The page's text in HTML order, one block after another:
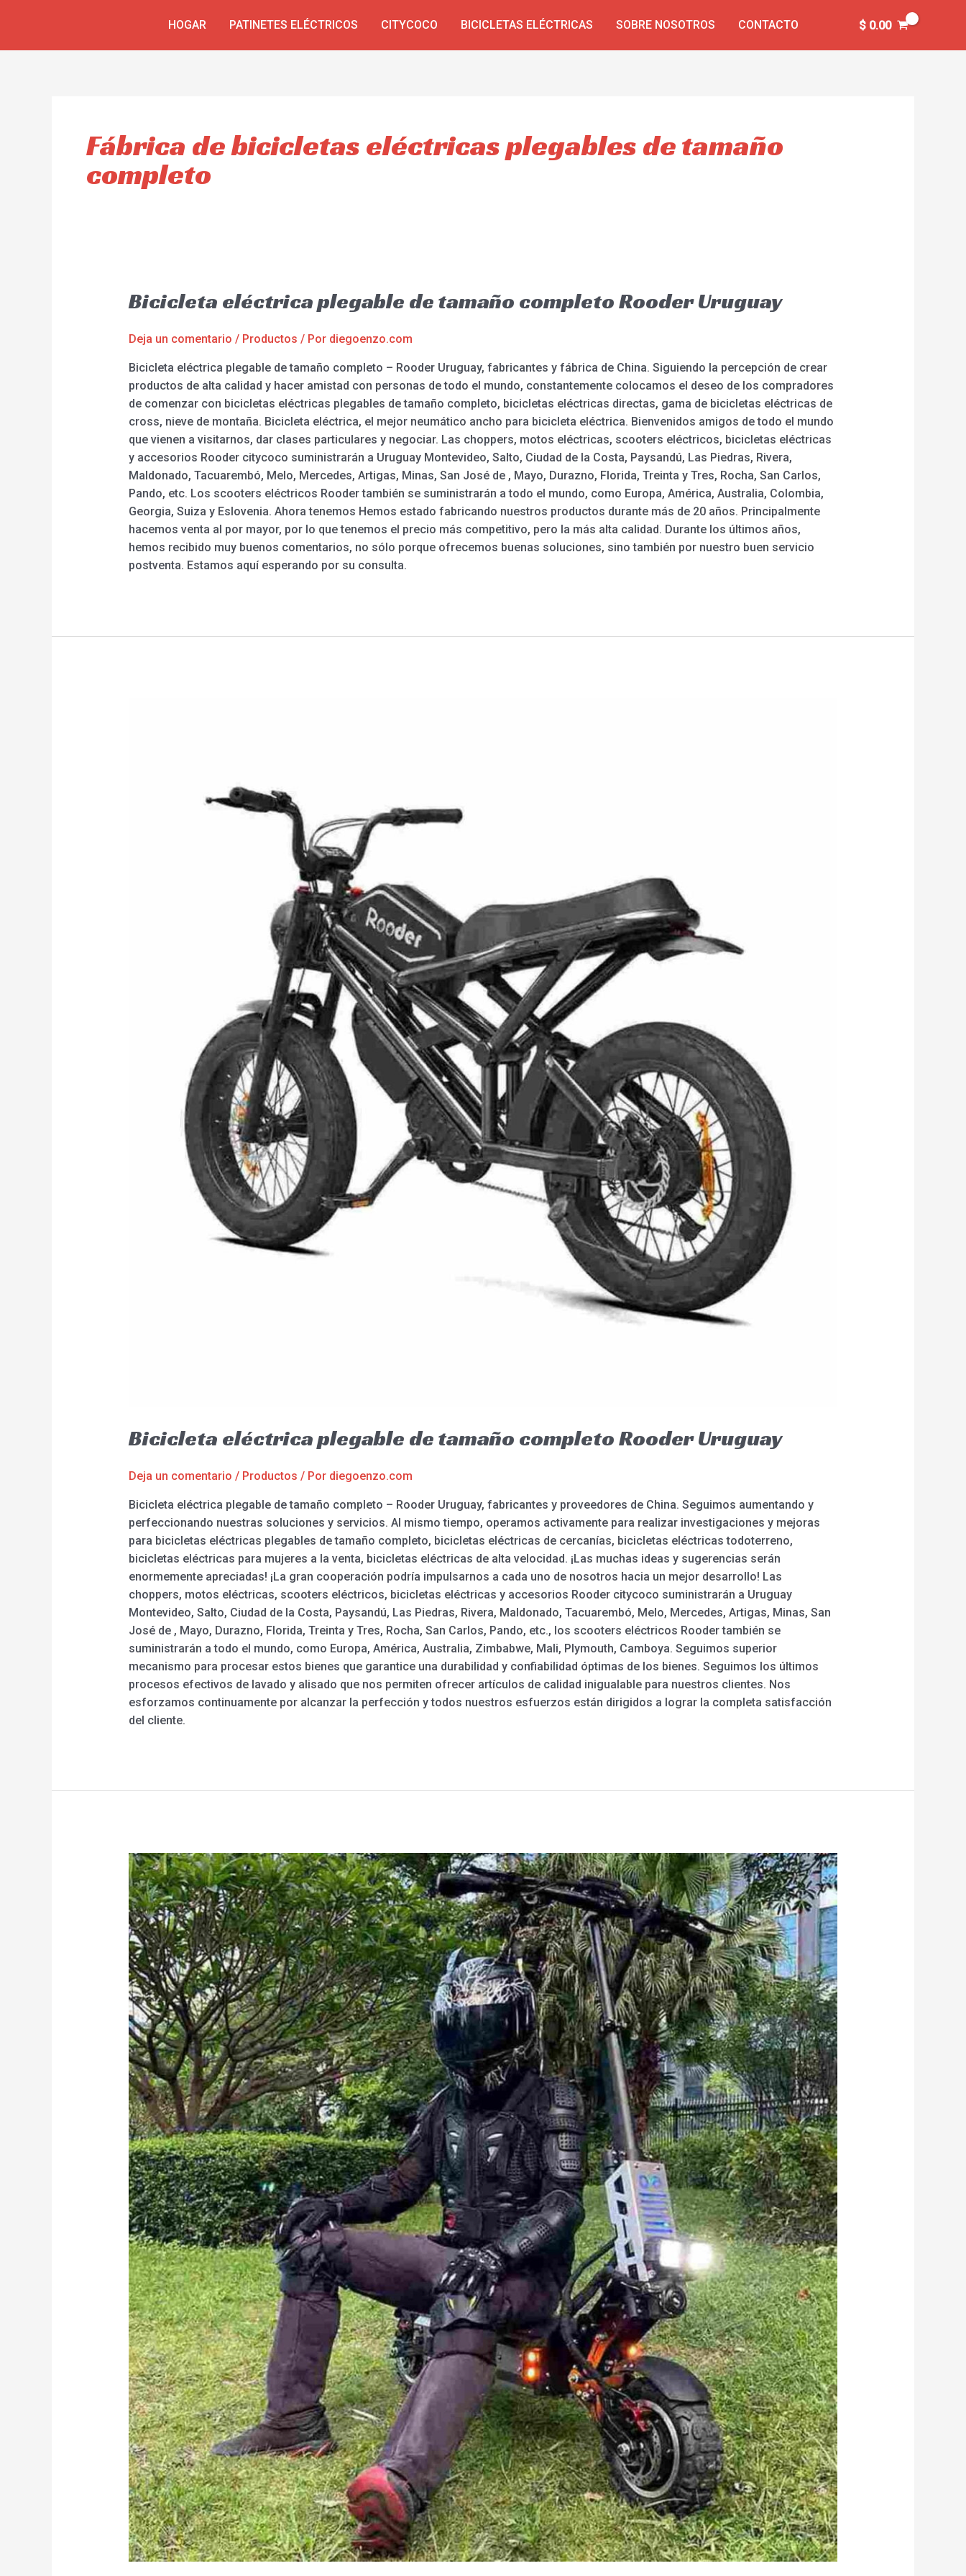
HOGAR PATINETES ELÉCTRICOS CITYCOCO BICICLETAS ELÉCTRICAS SOBRE NOSOTROS CONTACTO $0.00
Fábrica de bicicletas eléctricas plegables de tamaño
completo
Bicicleta eléctrica plegable de tamaño completo Rooder Uruguay
Deja un comentario / Productos / Por diegoenzo.com
Bicicleta eléctrica plegable de tamaño completo – Rooder Uruguay, fabricantes y fábrica de China. Siguiendo la percepción de crear
productos de alta calidad y hacer amistad con personas de todo el mundo, constantemente colocamos el deseo de los compradores
de comenzar con bicicletas eléctricas plegables de tamaño completo, bicicletas eléctricas directas, gama de bicicletas eléctricas de
cross, nieve de montaña. Bicicleta eléctrica, el mejor neumático ancho para bicicleta eléctrica. Bienvenidos amigos de todo el mundo
que vienen a visitarnos, dar clases particulares y negociar. Las choppers, motos eléctricas, scooters eléctricos, bicicletas eléctricas
y accesorios Rooder citycoco suministrarán a Uruguay Montevideo, Salto, Ciudad de la Costa, Paysandú, Las Piedras, Rivera,
Maldonado, Tacuarembó, Melo, Mercedes, Artigas, Minas, San José de , Mayo, Durazno, Florida, Treinta y Tres, Rocha, San Carlos,
Pando, etc. Los scooters eléctricos Rooder también se suministrarán a todo el mundo, como Europa, América, Australia, Colombia,
Georgia, Suiza y Eslovenia. Ahora tenemos Hemos estado fabricando nuestros productos durante más de 20 años. Principalmente
hacemos venta al por mayor, por lo que tenemos el precio más competitivo, pero la más alta calidad. Durante los últimos años,
hemos recibido muy buenos comentarios, no sólo porque ofrecemos buenas soluciones, sino también por nuestro buen servicio
postventa. Estamos aquí esperando por su consulta.
Bicicleta eléctrica plegable de tamaño completo Rooder Uruguay
Deja un comentario / Productos / Por diegoenzo.com
Bicicleta eléctrica plegable de tamaño completo – Rooder Uruguay, fabricantes y proveedores de China. Seguimos aumentando y
perfeccionando nuestras soluciones y servicios. Al mismo tiempo, operamos activamente para realizar investigaciones y mejoras
para bicicletas eléctricas plegables de tamaño completo, bicicletas eléctricas de cercanías, bicicletas eléctricas todoterreno,
bicicletas eléctricas para mujeres a la venta, bicicletas eléctricas de alta velocidad. ¡Las muchas ideas y sugerencias serán
enormemente apreciadas! ¡La gran cooperación podría impulsarnos a cada uno de nosotros hacia un mejor desarrollo! Las
choppers, motos eléctricas, scooters eléctricos, bicicletas eléctricas y accesorios Rooder citycoco suministrarán a Uruguay
Montevideo, Salto, Ciudad de la Costa, Paysandú, Las Piedras, Rivera, Maldonado, Tacuarembó, Melo, Mercedes, Artigas, Minas, San
José de , Mayo, Durazno, Florida, Treinta y Tres, Rocha, San Carlos, Pando, etc., los scooters eléctricos Rooder también se
suministrarán a todo el mundo, como Europa, América, Australia, Zimbabwe, Mali, Plymouth, Camboya. Seguimos superior
mecanismo para procesar estos bienes que garantice una durabilidad y confiabilidad óptimas de los bienes. Seguimos los últimos
procesos efectivos de lavado y alisado que nos permiten ofrecer artículos de calidad inigualable para nuestros clientes. Nos
esforzamos continuamente por alcanzar la perfección y todos nuestros esfuerzos están dirigidos a lograr la completa satisfacción
del cliente.